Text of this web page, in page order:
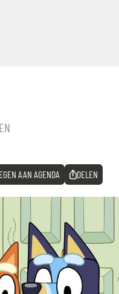
AAN AGENDA DELEN